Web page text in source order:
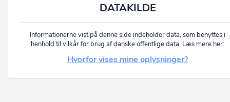
DATAKILDE
Informationerne vist på denne side indeholder data, som benyttes i
henhold til vilkår for brug af danske offentlige data. Læs mere her:
Hvorfor vises mine oplysninger?